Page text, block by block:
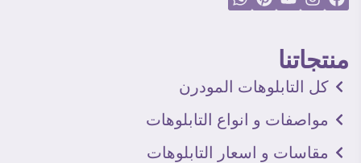
منتجاتنا
كل التابلوهات المودرن
مواصفات و انواع التابلوهات
مقاسات و اسعار التابلوهات